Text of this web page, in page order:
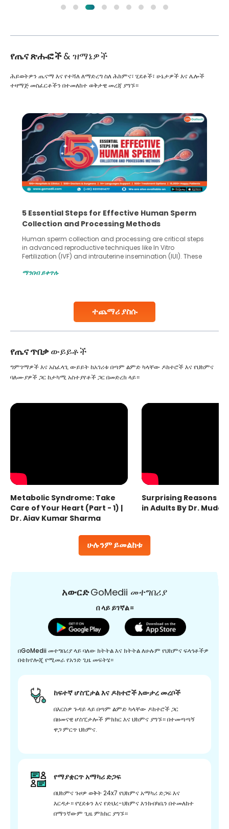
የጤና ጽሑፎች& ዝማኔዎች
ተጨማሪ ያስሱ
ሕይወትዎን ጤናማ እና የተሻለ ለማድረግ ስለ ሕክምና፣ ሂደቶች፣ ሁኔታዎች እና ሌሎች
ተዛማጅ መስፈርቶችን በተመለከተ ወቅታዊ መረጃ ያግኙ።
5 Essential Steps for Effective Human Sperm
Collection and Processing Methods
Human sperm collection and processing are critical steps
in advanced reproductive techniques like In Vitro
Fertilization (IVF) and intrauterine insemination (IUI). These
challenges and help couples achieve their dream of
collected, they process the
ማንበብ ይቀጥሉ
የጤና ጥበቃውይይቶች
ሁሉንም ይመልከቱ
ግምገማዎች እና አስፈላጊ ውይይት ከአገሪቱ በጣም ልምድ ካላቸው ዶክተሮች እና የህክምና
ባለሙያዎች ጋር ከታካሚ አስተያየቶች ጋር በመድረክ ላይ።
Metabolic Syndrome: Take
Care of Your Heart (Part - 1) |
Dr. Ajay Kumar Sharma
Surprising Reasons
in Adults By Dr.
አውርድGoMedii መተግበሪያ
በ ላይ ይገኛል።
በGoMedii መተግበሪያ ላይ ባለው ክትትል እና ክትትል ለሁሉም የህክምና ፍላጎቶችዎ
በቴክኖሎጂ የሚመራ የአንድ ጊዜ መፍትሄ።
ከፍተኛ ሆስፒታል እና ዶክተሮች አውታረ መረቦች
በእርስዎ ጉዳይ ላይ በጣም ልምድ ካላቸው ዶክተሮች ጋር
በዘመናዊ ሆስፒታሎች ምክክር እና ህክምና ያግኙ። በተመጣጣኝ
ዋጋ ምርጥ ህክምና.
የማያቋርጥ አማካሪ ድጋፍ
በህክምና ጉዞዎ ወቅት 24x7 የህክምና አማካሪ ድጋፍ እና
እርዳታ። የሂደቱን እና የድህረ-ህክምና እንክብካቤን በተመለከተ
በማንኛውም ጊዜ ምክክር ያግኙ።